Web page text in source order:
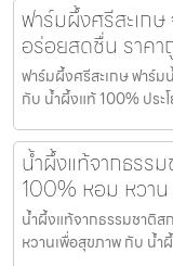
ฟาร์มผึ้งศรีสะเก
อร่อยสดชื่น ราคา
ฟาร์มผึ้งศรีสะเกษ ฟาร์
กับ น้ำผึ้งแท้ 100% ประ
น้ำผึ้งแท้จากธรร
100% หอม หวา
น้ำผึ้งแท้จากธรรมชาติส
หวานเพื่อสุขภาพ กับ น้ำ